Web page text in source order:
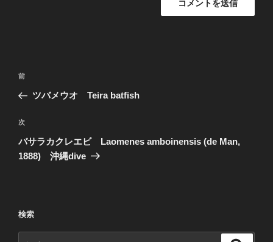
投
ビ
ゲ
ー
過
去
投
稿
前
ツバメウオ Teira batfish
次
の
投
次
バサラカクレエビ Laomenes amboinensis (de Man,
1888) 沖縄dive
検索